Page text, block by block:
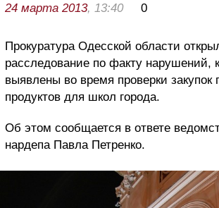
24 марта 2013, 13:40 0
Прокуратура Одесской области
расследование по факту нарушений,
выявлены во время проверки
продуктов для школ города.
Об этом сообщается в ответе
нардепа Павла Петренко.